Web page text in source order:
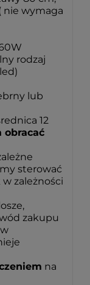
nie wymaga
rodzaj
lub
12
obracać
sterować
w zależności
zakupu
na